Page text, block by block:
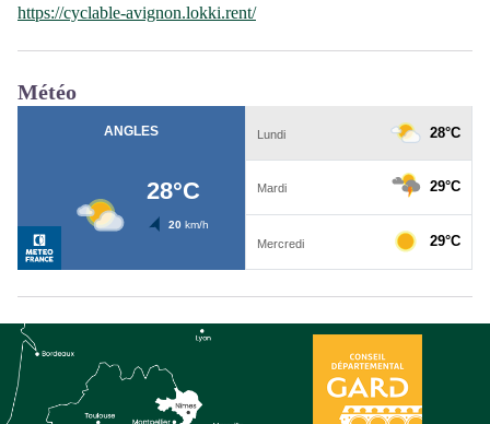
https://cyclable-avignon.lokki.rent/
Météo